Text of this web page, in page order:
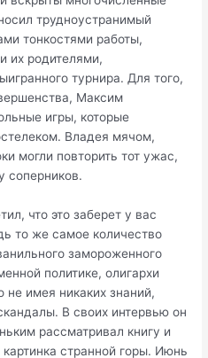
трудноустранимый
тонкостями работы,
их родителями,
турнира. Для того,
Максим
игры, которые
Владея мячом,
могли повторить тот ужас,
соперников.
что это заберет у вас
то же самое количество
замороженного
политике, олигархи
не имея никаких знаний,
В своих интервью он
рассматривал книгу и
странной горы. Июнь